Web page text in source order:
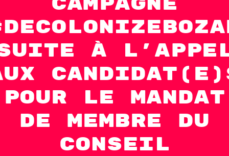
à
pour le mandat
de membre du
conseil